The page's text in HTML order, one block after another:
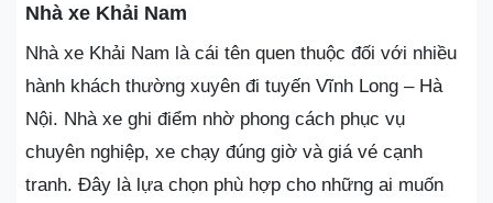
Nhà xe Khải Nam
Nhà xe Khải Nam là cái tên quen thuộc đối với nhiều
hành khách thường xuyên đi tuyến Vĩnh Long – Hà
Nội. Nhà xe ghi điểm nhờ phong cách phục vụ
chuyên nghiệp, xe chạy đúng giờ và giá vé cạnh
tranh. Đây là lựa chọn phù hợp cho những ai muốn